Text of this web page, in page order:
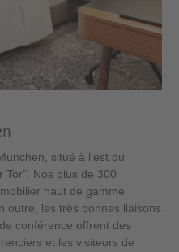
situé à l'est du
Tor". Nos plus de 300
haut de gamme
outre, les très bonnes liaisons
conférence offrent des
et les visiteurs de